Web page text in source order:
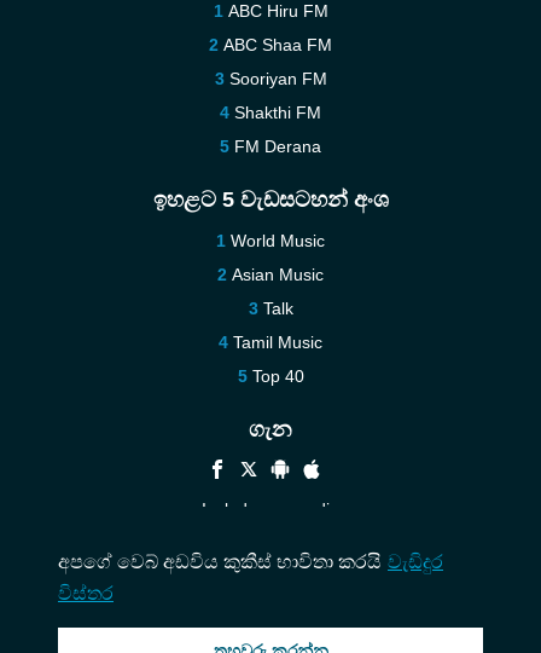
ABC Hiru FM
ABC Shaa FM
Sooriyan FM
Shakthi FM
FM Derana
ඉහළට 5 වැඩසටහන් අංශ
World Music
Asian Music
Talk
Tamil Music
Top 40
ගැන
Include your radio
Contact us
අපගේ වෙබ් අඩවිය කුකීස් භාවිතා කරයි වැඩිදුර
විස්තර